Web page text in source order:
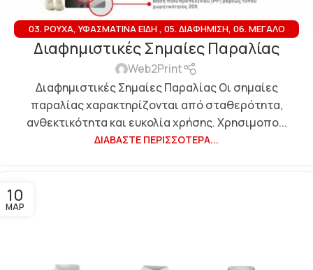
03. ΡΟΎΧΑ, ΥΦΑΣΜΆΤΙΝΑ ΕΊΔΗ, 05. ΔΙΑΦΉΜΙΣΗ, 06. ΜΕΓΆΛΟ
ΜΈΓΕΘΟΣ
Διαφημιστικές Σημαίες Παραλίας
Web2Print
Διαφημιστικές Σημαίες Παραλίας Οι σημαίες
παραλίας χαρακτηρίζονται από σταθερότητα,
ανθεκτικότητα και ευκολία χρήσης. Χρησιμοπο...
ΔΙΑΒΆΣΤΕ ΠΕΡΙΣΣΌΤΕΡΑ...
10
ΜΑΡ